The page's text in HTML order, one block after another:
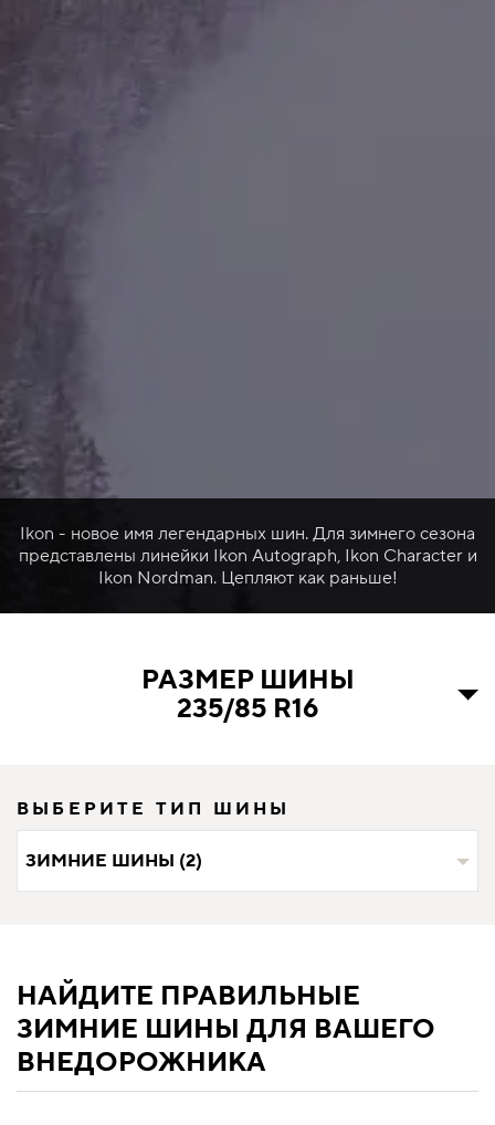
Ikon - новое имя легендарных шин. Для зимнего сезона
представлены линейки Ikon Autograph, Ikon Character и
Ikon Nordman. Цепляют как раньше!
РАЗМЕР ШИНЫ
235/85 R16
ВЫБЕРИТЕ ТИП ШИНЫ
ЗИМНИЕ ШИНЫ (2)
НАЙДИТЕ ПРАВИЛЬНЫЕ
ЗИМНИЕ ШИНЫ ДЛЯ ВАШЕГО
ВНЕДОРОЖНИКА